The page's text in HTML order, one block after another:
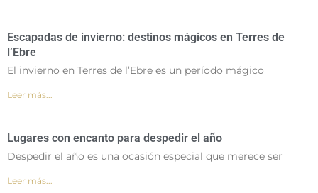
Escapadas de invierno: destinos mágicos en Terres de
l’Ebre
El invierno en Terres de l’Ebre es un período mágico
Leer más...
Lugares con encanto para despedir el año
Despedir el año es una ocasión especial que merece ser
Leer más...